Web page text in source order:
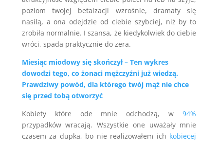
poziom twojej betaizacji wzrośnie, dramaty się
nasilą, a ona odejdzie od ciebie szybciej, niż by to
zrobiła normalnie. I szansa, że kiedykolwiek do ciebie
wróci, spada praktycznie do zera.
Miesiąc miodowy się skończył – Ten wykres
dowodzi tego, co żonaci mężczyźni już wiedzą.
Prawdziwy powód, dla którego twój mąż nie chce
się przed tobą otworzyć
Kobiety które ode mnie odchodzą, w94%
przypadków wracają. Wszystkie one uważały mnie
czasem za dupka, bo nie realizowałem ich kobiecej